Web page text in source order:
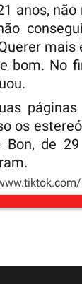
anos,
mais
bom. No
os
Bon, de